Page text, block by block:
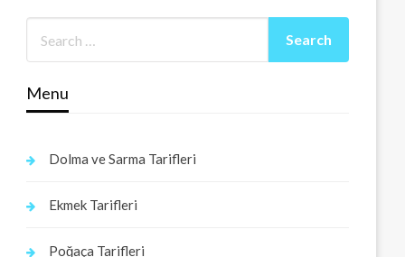
Menu
Dolma ve Sarma Tarifleri
Ekmek Tarifleri
Poğaça Tarifleri